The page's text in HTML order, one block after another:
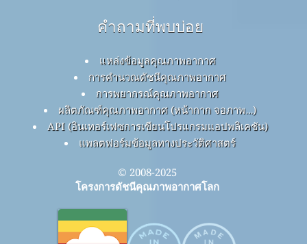
คำถามที่พบบ่อย
แหล่งข้อมูลคุณภาพอากาศ
การคำนวณดัชนีคุณภาพอากาศ
การพยากรณ์คุณภาพอากาศ
ผลิตภัณฑ์คุณภาพอากาศ (หน้ากาก จอภาพ…)
API (อินเทอร์เฟซการเขียนโปรแกรมแอปพลิเคชัน)
แพลตฟอร์มข้อมูลทางประวัติศาสตร์
© 2008-2025
โครงการดัชนีคุณภาพอากาศโลก